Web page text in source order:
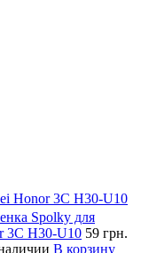
Honor 3C H30-U10
Spolky для
3C H30-U10 59 грн.
В корзину